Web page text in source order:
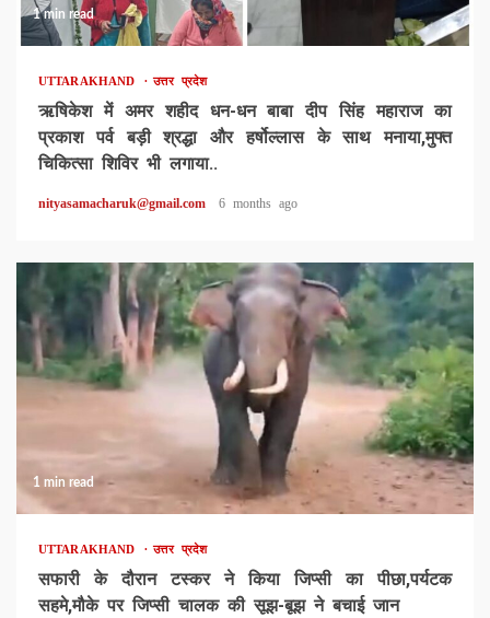
1 min read
UTTARAKHAND उत्तर प्रदेश
ऋषिकेश में अमर शहीद धन-धन बाबा दीप सिंह महाराज का
प्रकाश पर्व बड़ी श्रद्धा और हर्षोल्लास के साथ मनाया,मुफ्त
चिकित्सा शिविर भी लगाया..
nityasamacharuk@gmail.com 6 months ago
1 min read
UTTARAKHAND उत्तर प्रदेश
सफारी के दौरान टस्कर ने किया जिप्सी का पीछा,पर्यटक
सहमे,मौके पर जिप्सी चालक की सूझ-बूझ ने बचाई जान